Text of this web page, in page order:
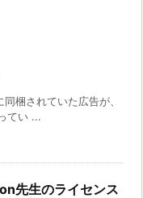
梱されていた広告が、
てい ...
先生のライセンス